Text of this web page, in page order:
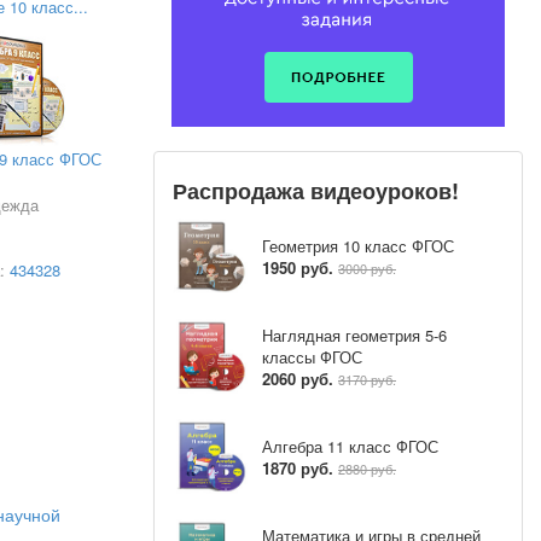
теории
с этим
с
понятий
могут
также и
10 класс...
класс ФГОС
434328
Распродажа видеоуроков!
Геометрия 10 класс ФГОС
1950 руб. 3000 руб.
Наглядная геометрия 5-6
классы ФГОС
2060 руб. 3170 руб.
Алгебра 11 класс ФГОС
1870 руб. 2880 руб.
Математика и игры в средней